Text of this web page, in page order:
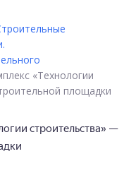
«Технологии
площадки
строительства» —